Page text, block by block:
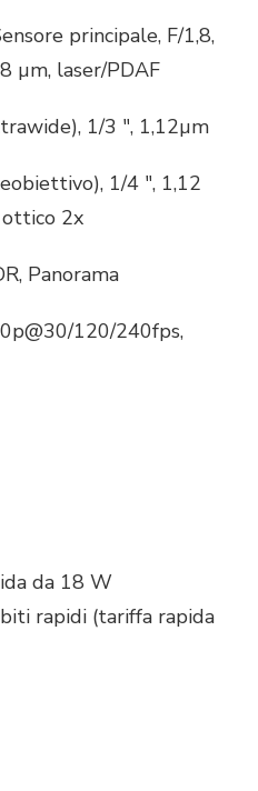
principale, F/1,8,
µm, laser/PDAF
1/3 ″, 1,12µm
1/4 ″, 1,12
ottico 2x
Panorama
120/240fps,
da 18 W
rapidi (tariffa rapida